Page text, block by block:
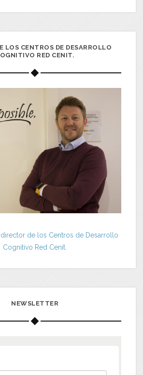
LOS CENTROS DE DESARROLLO
RED CENIT.
director de los Centros de Desarrollo
Cognitivo Red Cenit.
NEWSLETTER